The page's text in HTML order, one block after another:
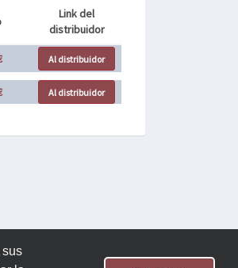
Link del
distribuidor
Al distribuidor
Al distribuidor